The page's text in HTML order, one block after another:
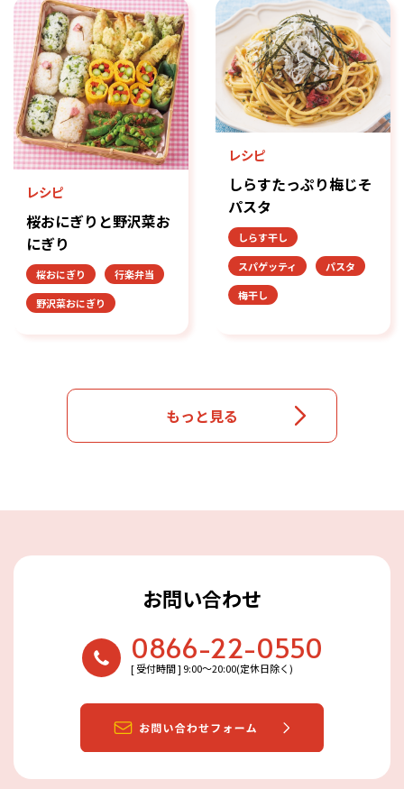
レシピ
桜おにぎりと野沢菜お
にぎり
桜おにぎり
行楽弁当
野沢菜おにぎり
レシピ
しらすたっぷり梅じそ
パスタ
しらす干し
スパゲッティ
パスタ
梅干し
もっと見る
お問い合わせ
0866-22-0550
[ 受付時間 ] 9:00〜20:00(定休日除く)